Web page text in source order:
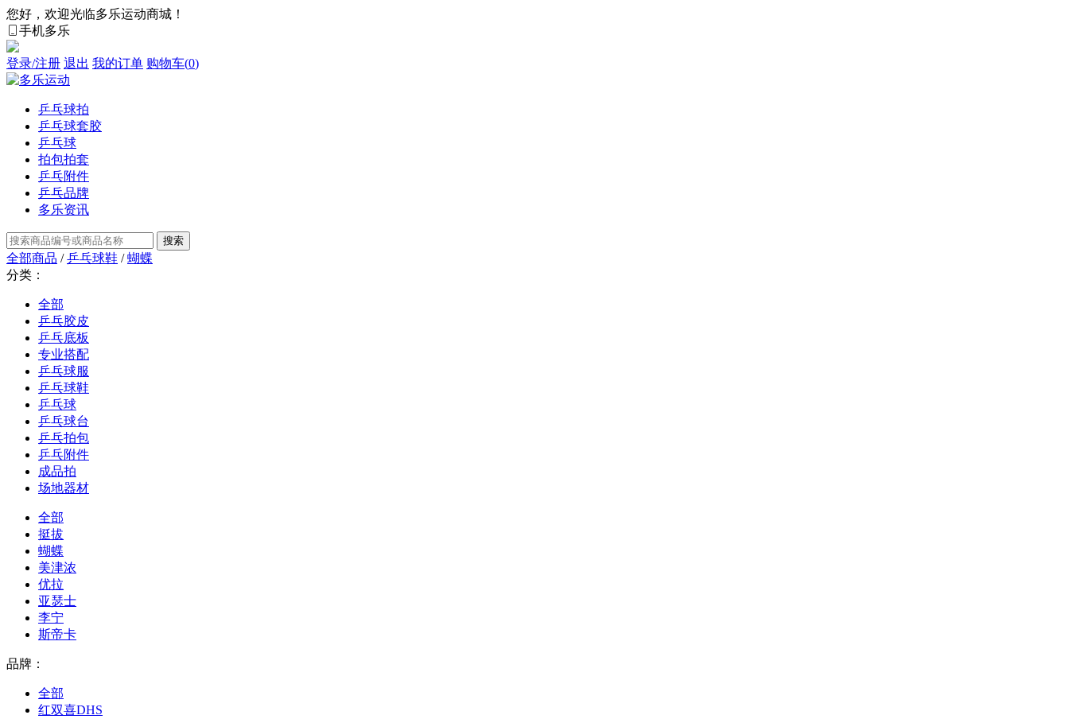
您好，欢迎光临多乐运动商城！
手机多乐
登录/注册 退出 我的订单 购物车(0)
乒乓球拍
乒乓球套胶
乒乓球
拍包拍套
乒乓附件
乒乓品牌
多乐资讯
全部商品 /乒乓球鞋 /蝴蝶
分类：
全部
乒乓胶皮
乒乓底板
专业搭配
乒乓球服
乒乓球鞋
乒乓球
乒乓球台
乒乓拍包
乒乓附件
成品拍
场地器材
全部
挺拔
蝴蝶
美津浓
优拉
亚瑟士
李宁
斯帝卡
品牌：
全部
红双喜DHS